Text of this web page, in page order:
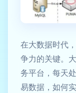
在大数据时代
争力的关键。
务平台，每天
易数据，如何